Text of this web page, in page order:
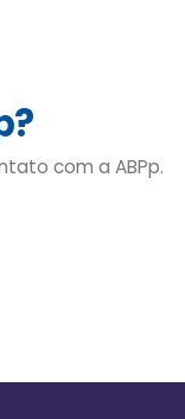
com a ABPp.